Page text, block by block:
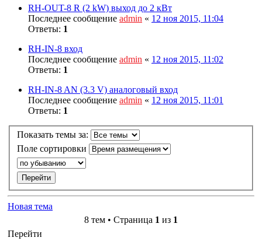
RH-OUT-8 R (2 kW) выход до 2 кВт
Последнее сообщение admin « 12 ноя 2015, 11:04
Ответы: 1
RH-IN-8 вход
Последнее сообщение admin « 12 ноя 2015, 11:02
Ответы: 1
RH-IN-8 AN (3.3 V) аналоговый вход
Последнее сообщение admin « 12 ноя 2015, 11:01
Ответы: 1
Показать темы за:
Поле сортировки
Новая тема
8 тем • Страница 1 из 1
Перейти